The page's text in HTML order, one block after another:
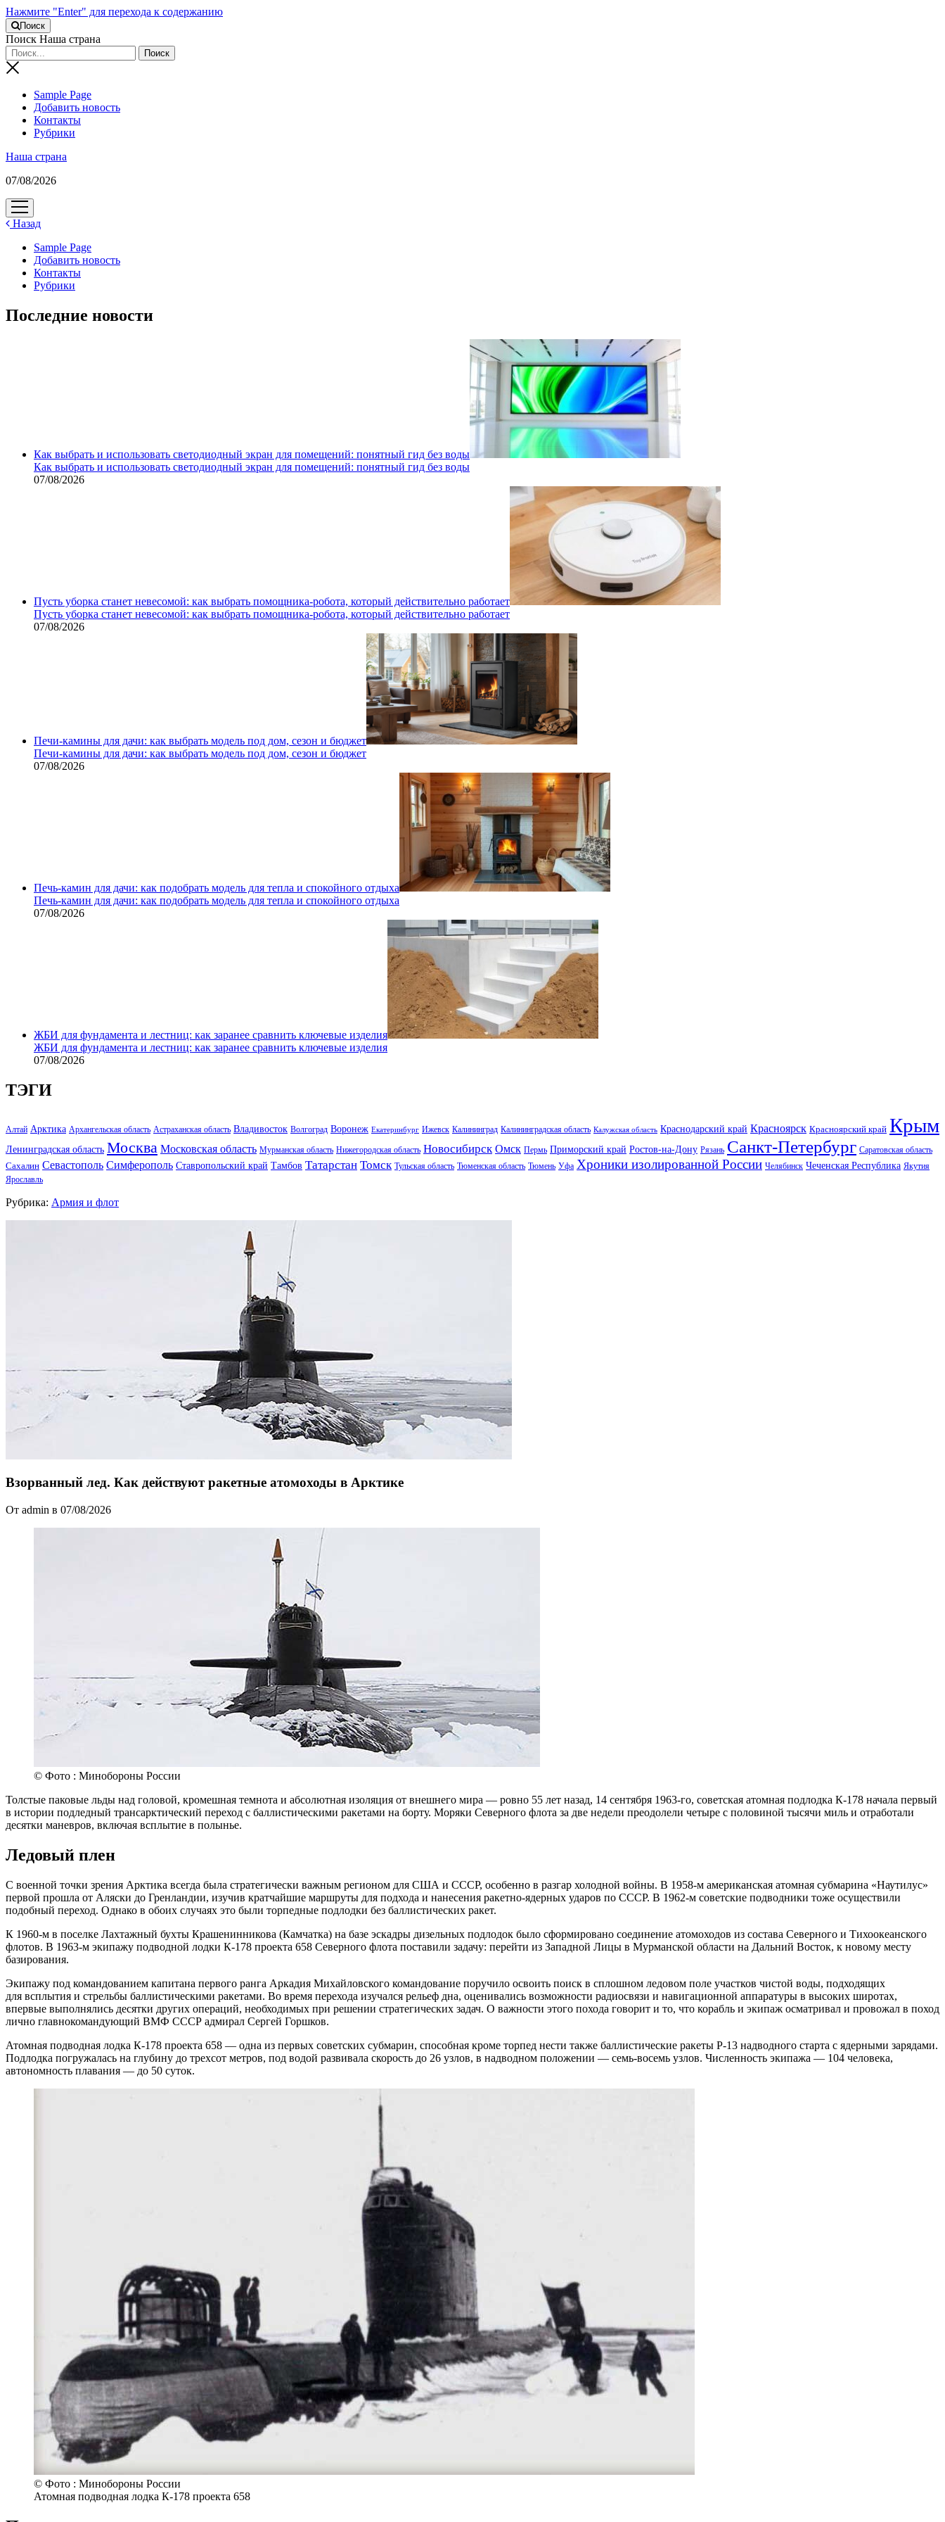
Нажмите "Enter" для перехода к содержанию
Поиск
Поиск Наша страна
Sample Page
Добавить новость
Контакты
Рубрики
Наша страна
07/08/2026
открыть
меню
Назад
Sample Page
Добавить новость
Контакты
Рубрики
Последние новости
Как выбрать и использовать светодиодный экран для помещений: понятный гид без воды
Как выбрать и использовать светодиодный экран для помещений: понятный гид без воды
07/08/2026
Пусть уборка станет невесомой: как выбрать помощника‑робота, который действительно работает
Пусть уборка станет невесомой: как выбрать помощника‑робота, который действительно работает
07/08/2026
Печи-камины для дачи: как выбрать модель под дом, сезон и бюджет
Печи-камины для дачи: как выбрать модель под дом, сезон и бюджет
07/08/2026
Печь-камин для дачи: как подобрать модель для тепла и спокойного отдыха
Печь-камин для дачи: как подобрать модель для тепла и спокойного отдыха
07/08/2026
ЖБИ для фундамента и лестниц: как заранее сравнить ключевые изделия
ЖБИ для фундамента и лестниц: как заранее сравнить ключевые изделия
07/08/2026
ТЭГИ
Алтай Арктика Архангельская область Астраханская область Владивосток Волгоград Воронеж Екатеринбург Ижевск Калининград Калининградская область Калужская область Краснодарский край Красноярск Красноярский край Крым
Ленинградская область Москва Московская область Мурманская область Нижегородская область Новосибирск Омск Пермь Приморский край Ростов-на-Дону Рязань Санкт-Петербург Саратовская область
Сахалин Севастополь Симферополь Ставропольский край Тамбов Татарстан Томск Тульская область Тюменская область Тюмень Уфа Хроники изолированной России Челябинск Чеченская Республика Якутия
Ярославль
Рубрика: Армия и флот
Взорванный лед. Как действуют ракетные атомоходы в Арктике
От admin в 07/08/2026
© Фото : Минобороны России
Толстые паковые льды над головой, кромешная темнота и абсолютная изоляция от внешнего мира — ровно 55 лет назад, 14 сентября 1963-го, советская атомная подлодка К-178 начала первый
в истории подледный трансарктический переход с баллистическими ракетами на борту. Моряки Северного флота за две недели преодолели четыре с половиной тысячи миль и отработали
десятки маневров, включая всплытие в полынье.
Ледовый плен
С военной точки зрения Арктика всегда была стратегически важным регионом для США и СССР, особенно в разгар холодной войны. В 1958-м американская атомная субмарина «Наутилус»
первой прошла от Аляски до Гренландии, изучив кратчайшие маршруты для подхода и нанесения ракетно-ядерных ударов по СССР. В 1962-м советские подводники тоже осуществили
подобный переход. Однако в обоих случаях это были торпедные подлодки без баллистических ракет.
К 1960-м в поселке Лахтажный бухты Крашенинникова (Камчатка) на базе эскадры дизельных подлодок было сформировано соединение атомоходов из состава Северного и Тихоокеанского
флотов. В 1963-м экипажу подводной лодки К-178 проекта 658 Северного флота поставили задачу: перейти из Западной Лицы в Мурманской области на Дальний Восток, к новому месту
базирования.
Экипажу под командованием капитана первого ранга Аркадия Михайловского командование поручило освоить поиск в сплошном ледовом поле участков чистой воды, подходящих
для всплытия и стрельбы баллистическими ракетами. Во время перехода изучался рельеф дна, оценивались возможности радиосвязи и навигационной аппаратуры в высоких широтах,
впервые выполнялись десятки других операций, необходимых при решении стратегических задач. О важности этого похода говорит и то, что корабль и экипаж осматривал и провожал в поход
лично главнокомандующий ВМФ СССР адмирал Сергей Горшков.
Атомная подводная лодка К-178 проекта 658 — одна из первых советских субмарин, способная кроме торпед нести также баллистические ракеты Р-13 надводного старта с ядерными зарядами.
Подлодка погружалась на глубину до трехсот метров, под водой развивала скорость до 26 узлов, в надводном положении — семь-восемь узлов. Численность экипажа — 104 человека,
автономность плавания — до 50 суток.
© Фото : Минобороны России
Атомная подводная лодка К-178 проекта 658